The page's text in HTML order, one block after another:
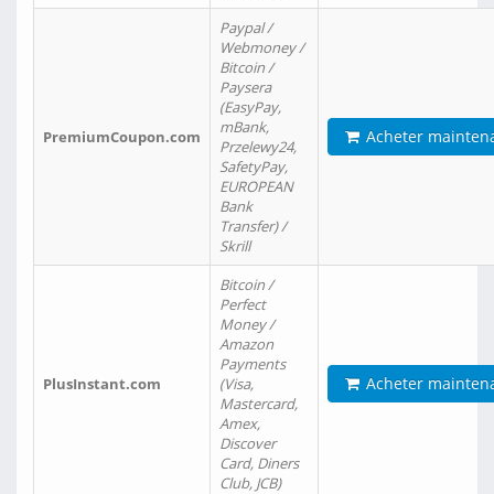
PremiumCoupon.com
Paypal /
Webmoney /
Bitcoin /
Paysera
(EasyPay,
mBank,
Przelewy24,
SafetyPay,
EUROPEAN
Bank
Transfer) /
Skrill
Acheter
PlusInstant.com
Bitcoin /
Perfect
Money /
Amazon
Payments
(Visa,
Mastercard,
Amex,
Discover
Card, Diners
Club, JCB)
Acheter